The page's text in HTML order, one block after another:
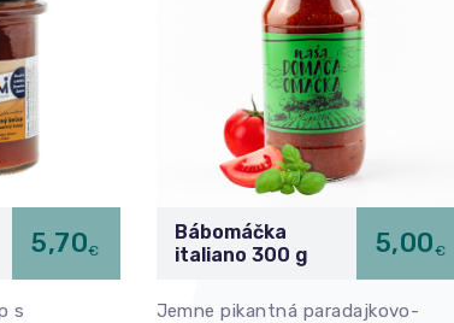
5,70€
s
Bábomáčka
italiano 300 g
5,00€
Jemne pikantná paradajkovo-